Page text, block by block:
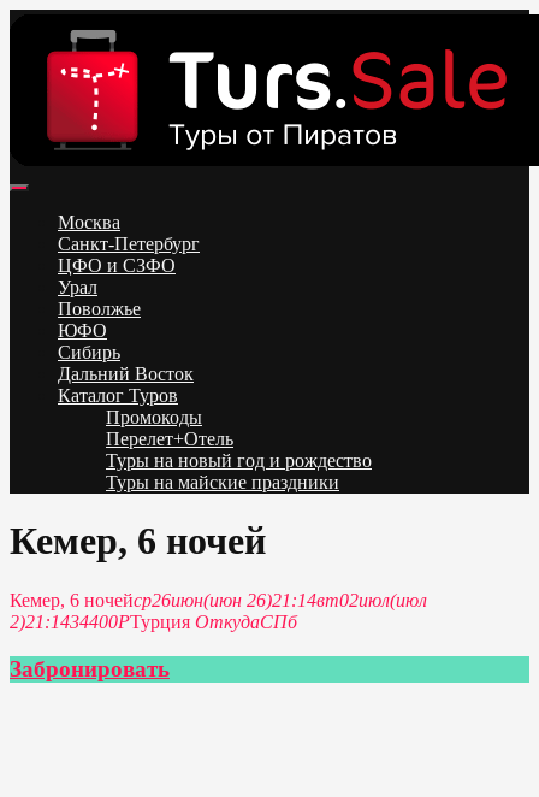
content
Низкие цены на путевки 3-7-10 ночей все включено, отдых на
море. Распродажа экскурсионных и горнолыжных туров.
Обновление каждый день. Официальный сайт Тур Сейл
Москва
Санкт-Петербург
ЦФО и СЗФО
Урал
Поволжье
ЮФО
Сибирь
Дальний Восток
Каталог Туров
Промокоды
Перелет+Отель
Туры на новый год и рождество
Туры на майские праздники
Кемер, 6 ночей
Кемер, 6 ночейср26июн(июн 26)21:14вт02июл(июл
2)21:1434400РТурция ОткудаСПб
Забронировать